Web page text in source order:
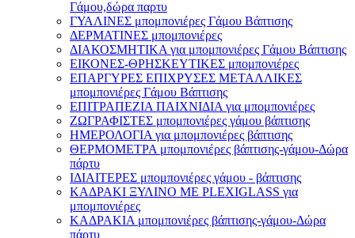
Γάμου,δώρα παρτυ
ΓΥΑΛΙΝΕΣ μπομπονιέρες Γάμου Βάπτισης
ΔΕΡΜΑΤΙΝΕΣ μπομπονιέρες
ΔΙΑΚΟΣΜΗΤΙΚΑ για μπομπονιέρες Γάμου Βάπτισης
ΕΙΚΟΝΕΣ-ΘΡΗΣΚΕΥΤΙΚΕΣ μπομπονιέρες
ΕΠΑΡΓΥΡΕΣ ΕΠΙΧΡΥΣΕΣ ΜΕΤΑΛΛΙΚΕΣ
μπομπονιέρες Γάμου Βάπτισης
ΕΠΙΤΡΑΠΕΖΙΑ ΠΑΙΧΝΙΔΙΑ για μπομπονιέρες
ΖΩΓΡΑΦΙΣΤΕΣ μπομπονιέρες γάμου βάπτισης
ΗΜΕΡΟΛΟΓΙΑ για μπομπονιέρες βάπτισης
ΘΕΡΜΟΜΕΤΡΑ μπομπονιέρες βάπτισης-γάμου-Δώρα
πάρτυ
ΙΔΙΑΙΤΕΡΕΣ μπομπονιέρες γάμου - βάπτισης
ΚΑΔΡΑΚΙ ΞΥΛΙΝΟ ΜΕ PLEXIGLASS για
μπομπονιέρες
ΚΑΔΡΑΚΙΑ μπομπονιέρες βάπτισης-γάμου-Δώρα
πάρτυ